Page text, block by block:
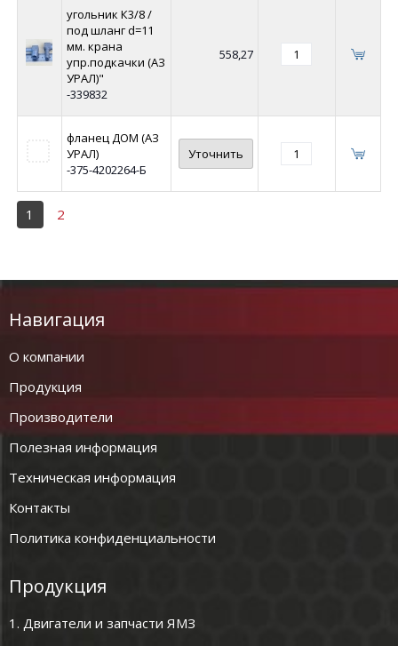
угольник К3/8 /
под шланг d=11
мм. крана
упр.подкачки (АЗ
УРАЛ)"
-339832
558,27
фланец ДОМ (АЗ
УРАЛ)
-375-4202264-Б
Уточнить
1 2
Навигация
О компании
Продукция
Производители
Полезная информация
Техническая информация
Контакты
Политика конфиденциальности
Продукция
1. Двигатели и запчасти ЯМЗ